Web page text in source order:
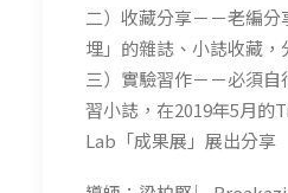
二）收藏分享－－老編
埋」的雜誌、小誌收藏，
三）實驗習作－－必須
習小誌，在2019年5月的
Lab「成果展」展出分享